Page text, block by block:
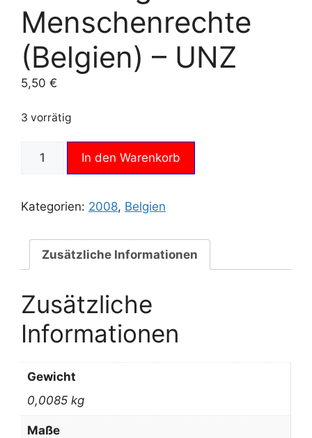
Menschenrechte
(Belgien) – UNZ
5,50 €
3 vorrätig
2008
Jahre
der
Menschenrechte
(Belgien)
UNZ
Menge
In den Warenkorb
Kategorien: 2008, Belgien
Zusätzliche Informationen
Zusätzliche
Informationen
Gewicht
0,0085 kg
Maße